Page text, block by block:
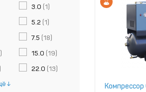
3.0 (1)
5.2 (1)
7.5 (18)
15.0 (19)
22.0 (13)
Компрессор